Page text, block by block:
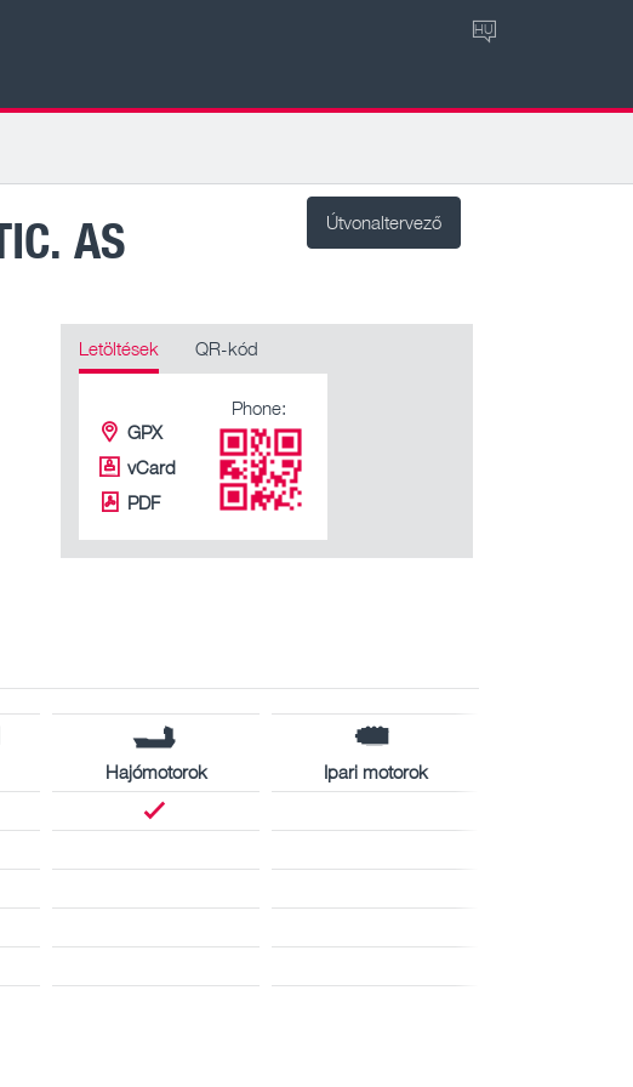
HU
Útvonaltervező
AS
Letöltések QR-kód
GPX
vCard
PDF
Phone:
Hajómotorok
Ipari motorok